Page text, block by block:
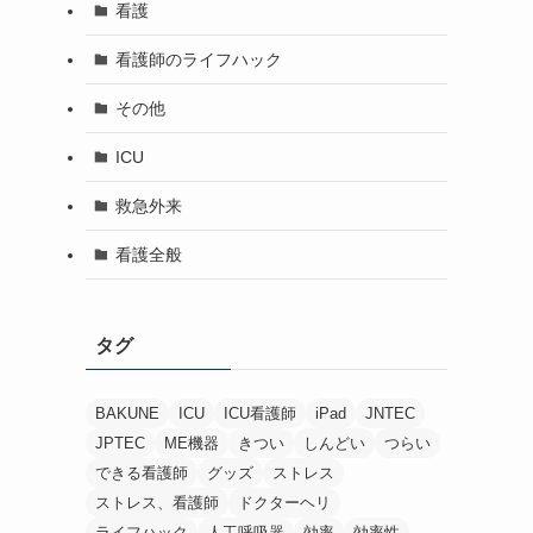
看護
看護師のライフハック
その他
ICU
救急外来
看護全般
タグ
BAKUNE ICU ICU看護師 iPad
JNTEC
JPTEC
ME機器 きつい しんどい
つらい
できる看護師
グッズ
ストレス
ストレス、看護師
ドクターヘリ